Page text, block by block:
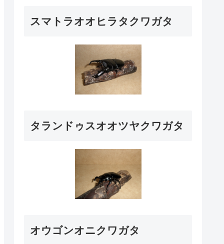
スマトラオオヒラタクワガタ
タランドゥスオオツヤクワガタ
オウゴンオニクワガタ